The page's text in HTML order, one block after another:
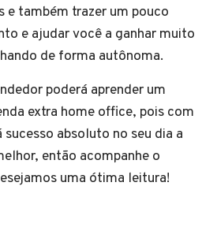
e também trazer um pouco
e ajudar você a ganhar muito
de forma autônoma.
poderá aprender um
extra home office, pois com
sucesso absoluto no seu dia a
então acompanhe o
uma ótima leitura!